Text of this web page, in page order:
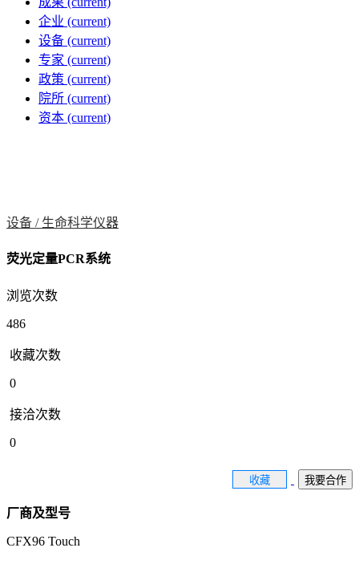
企业 (current)
设备 (current)
专家 (current)
政策 (current)
院所 (current)
资本 (current)
设备 / 生命科学仪器
荧光定量PCR系统
浏览次数
486
收藏次数
0
接洽次数
0
收藏 我要合作
厂商及型号
CFX96 Touch